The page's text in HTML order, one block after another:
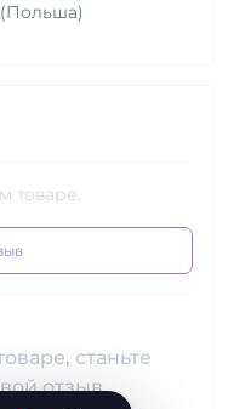
(Польша)
товаре.
станьте
отзыв.